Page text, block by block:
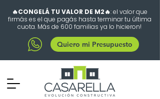
🔥CONGELÁ TU VALOR DE M2🔥: el valor que
firmás es el que pagás hasta terminar tu última
cuota. Más de 600 familias ya lo hicieron!
Quiero mi Presupuesto